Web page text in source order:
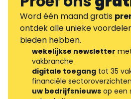
Word één maand gratis
ontdek alle unieke
bieden hebben.
wekelijkse newsletter
vakbranche
digitale toegang tot 35
financiële sectoroverzichten
uw bedrijfsnieuws op een